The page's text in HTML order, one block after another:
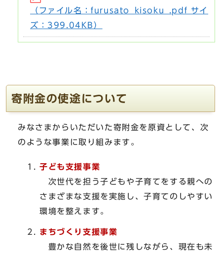
（ファイル名：furusato_kisoku_.pdf サイ
ズ：399.04KB）
寄附金の使途について
みなさまからいただいた寄附金を原資として、次
のような事業に取り組みます。
子ども支援事業
次世代を担う子どもや子育てをする親への
さまざまな支援を実施し、子育てのしやすい
環境を整えます。
まちづくり支援事業
豊かな自然を後世に残しながら、現在も未